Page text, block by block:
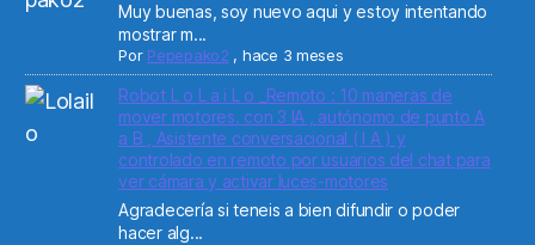
Muy buenas, soy nuevo aqui y estoy intentando
mostrar m...
Por Pepepako2 , hace 3 meses
Robot L o L a i L o _Remoto : 10 maneras de
mover motores. con 3 IA , autónomo de punto A
a B , Asistente conversacional ( I A ) y
controlado en remoto por usuarios del chat para
ver cámara y activar luces-motores
Agradecería si teneis a bien difundir o poder
hacer alg...